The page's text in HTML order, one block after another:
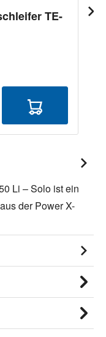
TE-
Li – Solo ist ein
der Power X-